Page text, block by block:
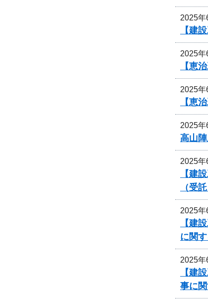
2025
【建
2025
【恵
2025
【恵
2025
高山
2025
【建
（受
2025
【建
に関
2025
【建
事に